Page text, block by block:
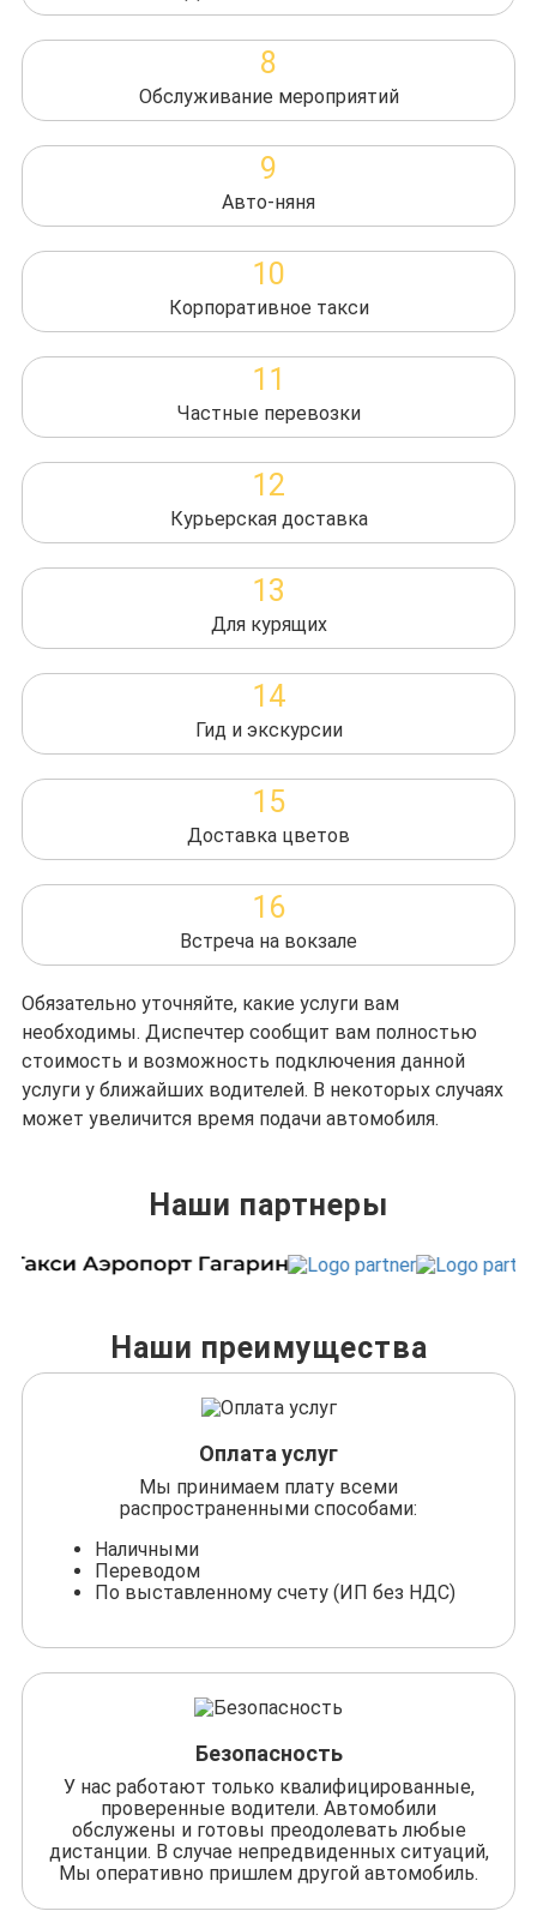
8
Обслуживание мероприятий
9
Авто-няня
10
Корпоративное такси
11
Частные перевозки
12
Курьерская доставка
13
Для курящих
14
Гид и экскурсии
15
Доставка цветов
16
Встреча на вокзале
Обязательно уточняйте, какие услуги вам
необходимы. Диспечтер сообщит вам полностью
стоимость и возможность подключения данной
услуги у ближайших водителей. В некоторых случаях
может увеличится время подачи автомобиля.
Наши партнеры
Наши преимущества
Оплата услуг
Мы принимаем плату всеми
распространенными способами:
Наличными
Переводом
По выставленному счету (ИП без НДС)
Безопасность
У нас работают только квалифицированные,
проверенные водители. Автомобили
обслужены и готовы преодолевать любые
дистанции. В случае непредвиденных ситуаций,
Мы оперативно пришлем другой автомобиль.